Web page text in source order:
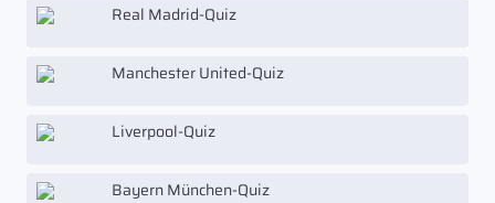
Real Madrid-Quiz
Manchester United-Quiz
Liverpool-Quiz
Bayern München-Quiz